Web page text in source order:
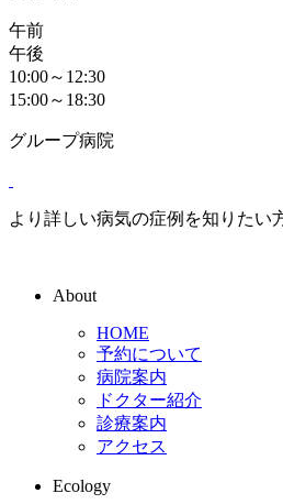
午前
午後
10:00～12:30
15:00～18:30
グループ病院
より詳しい病気の症例を知りたい
About
HOME
予約について
病院案内
ドクター紹介
診療案内
アクセス
Ecology